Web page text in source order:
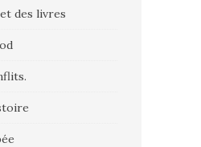
des livres